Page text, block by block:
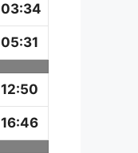
03:34
05:31
12:50
16:46